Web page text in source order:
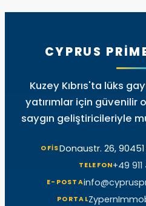
CYPRUS
Kuzey Kıbrıs'ta lüks
yatırımlar için güvenilir
saygın geliştiricileriyle
OFISDonaustr. 26,
TELEFON+49
E-POSTA
PORTAL